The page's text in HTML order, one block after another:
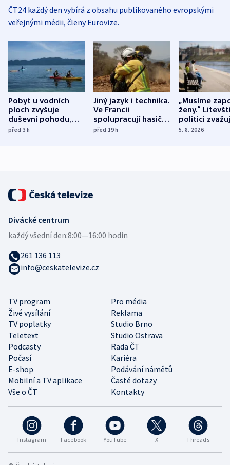
ČT24 každý den vybírá z obsahu publikovaného evropskými
veřejnými médii, členy Eurovize.
Pobyt u vodních
ploch zvyšuje
duševní pohodu,
ukázala
před 3h
Jiný jazyk i technika.
Ve Francii
spolupracují hasiči z
různých zemí
před 19h
„Musíme
ženy.“
politici
dohodu o
5. 8. 2026
Instagram Facebook YouTube X Threads
TV program
Pro média
Živé vysílání
Reklama
TV poplatky
Studio Brno
Teletext
Studio Ostrava
Podcasty
Rada ČT
Počasí
Kariéra
E-shop
Podávání námětů
Mobilní a TV aplikace
Časté dotazy
Vše o ČT
Kontakty
Divácké centrum
každý všední den:8:00—16:00 hodin
261 136 113
info@ceskatelevize.cz